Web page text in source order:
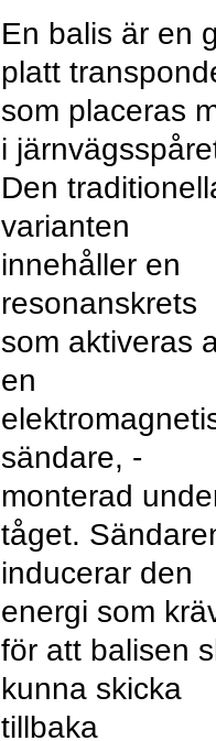
En balis är en
platt
som placeras
i
Den
varianten
innehåller en
resonanskrets
som aktiveras
en
sändare, ­
monterad
tåget.
inducerar den
energi som
för att balisen
kunna skicka
tillbaka